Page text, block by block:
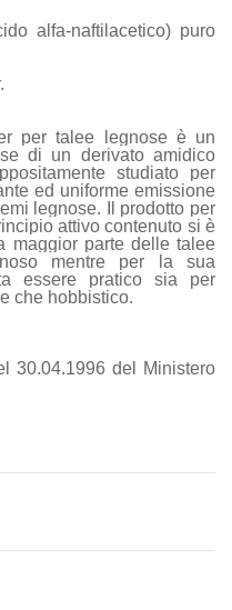
alfa-naftilacetico) puro
per talee legnose è un
di un derivato amidico
studiato per
ed uniforme emissione
legnose. Il prodotto per
attivo contenuto si è
maggior parte delle talee
mentre per la sua
essere pratico sia per
che hobbistico.
30.04.1996 del Ministero